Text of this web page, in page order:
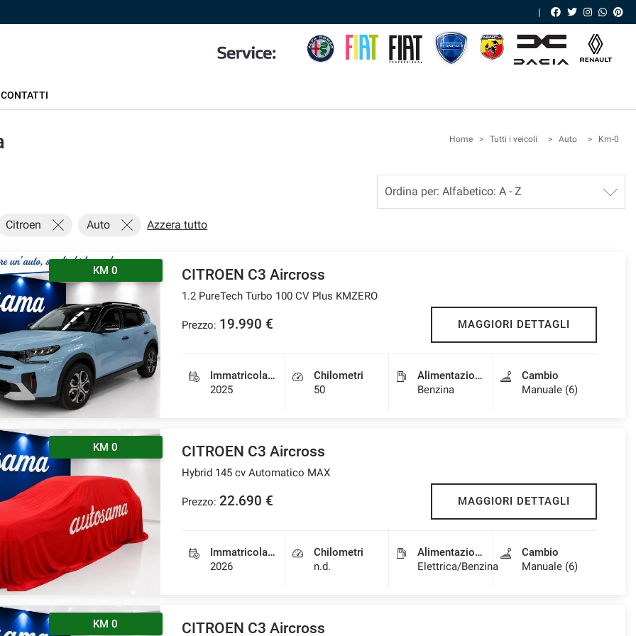
CONTATTI
Home > Tutti i veicoli > Auto > Km-0
Citroen Auto Azzera tutto
KM 0 CITROEN C3 Aircross
1.2 PureTech Turbo 100 CV Plus KMZERO
Prezzo: 19.990 € MAGGIORI DETTAGLI
Immatricolazione
2025
Chilometri
50
Alimentazione
Benzina
Cambio
Manuale (6)
KM 0 CITROEN C3 Aircross
Hybrid 145 cv Automatico MAX
Prezzo: 22.690 € MAGGIORI DETTAGLI
Immatricolazione
2026
Chilometri
n.d.
Alimentazione
Elettrica/Benzina
Cambio
Manuale (6)
KM 0 CITROEN C3 Aircross